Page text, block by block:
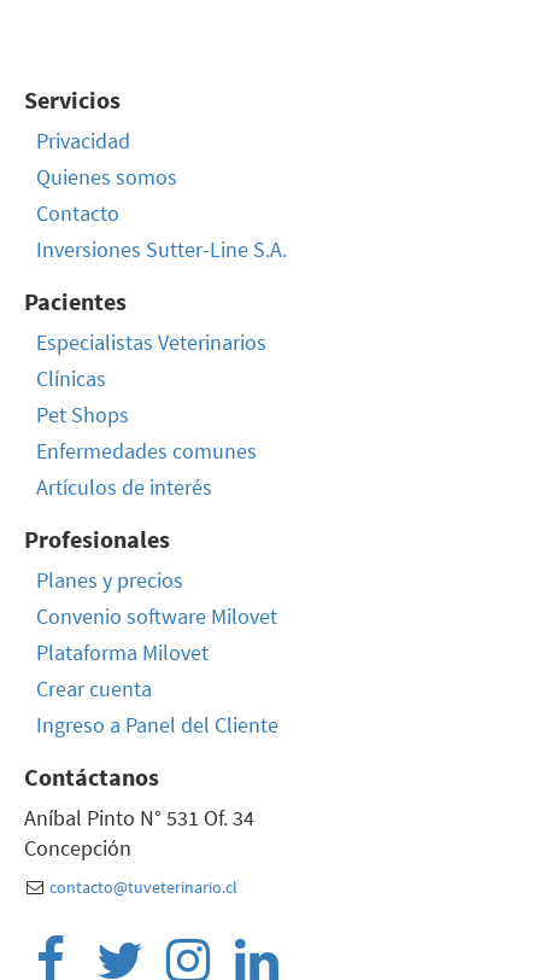
Servicios
Privacidad
Quienes somos
Contacto
Inversiones Sutter-Line S.A.
Pacientes
Especialistas Veterinarios
Clínicas
Pet Shops
Enfermedades comunes
Artículos de interés
Profesionales
Planes y precios
Convenio software Milovet
Plataforma Milovet
Crear cuenta
Ingreso a Panel del Cliente
Contáctanos
Aníbal Pinto N° 531 Of. 34
Concepción
contacto@tuveterinario.cl